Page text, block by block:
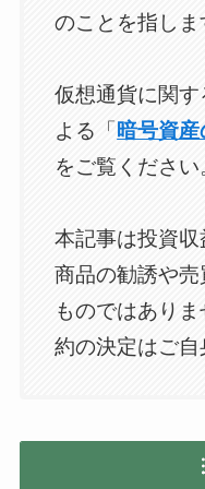
のことを指しま
仮想通貨に関
よる「 暗号資
をご覧ください
本記事は投資
商品の勧誘や
ものではあり
約の決定はご自